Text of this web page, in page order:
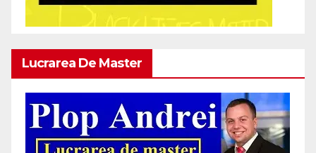
Lucrarea De Master